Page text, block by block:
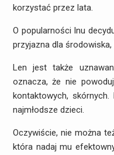
korzystać przez lata.
O popularności lnu
przyjazna dla
Len jest także
oznacza, że nie
kontaktowych,
najmłodsze dzieci.
Oczywiście, nie można
która nadaj mu